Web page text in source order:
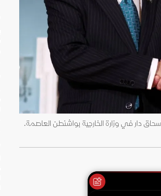
دار في وزارة الخارجية بواشنطن العاصمة.